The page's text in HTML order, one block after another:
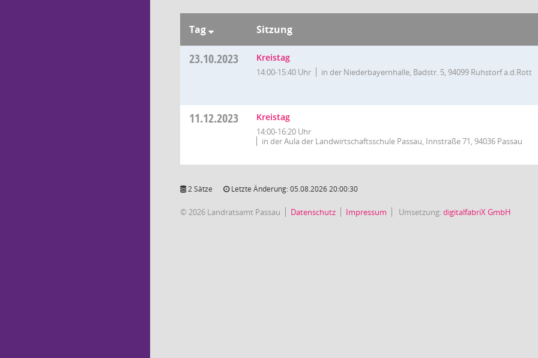
Tag Sitzung
23.10.2023 Kreistag
14:00-15:40 Uhr in der Niederbayernhalle, Badstr. 5, 94099 Ruhstorf a.d.Rott
11.12.2023 Kreistag
14:00-16:20 Uhr
in der Aula der Landwirtschaftsschule Passau, Innstraße 71, 94036 Passau
2 Sätze Letzte Änderung: 05.08.2026 20:00:30
© 2026 Landratsamt Passau Datenschutz Impressum Umsetzung:digitalfabriX GmbH